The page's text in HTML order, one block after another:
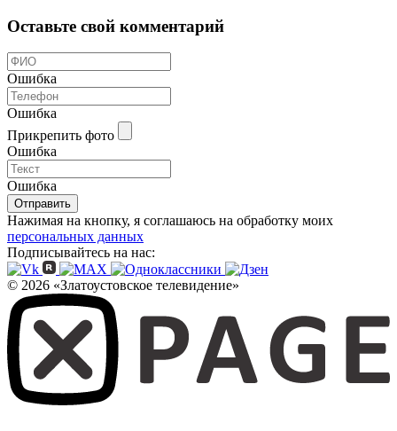
Оставьте свой комментарий
Ошибка
Ошибка
Прикрепить фото
Ошибка
Ошибка
Отправить
Нажимая на кнопку, я соглашаюсь на обработку моих
персональных данных
Подписывайтесь на нас:
© 2026 «Златоустовское телевидение»